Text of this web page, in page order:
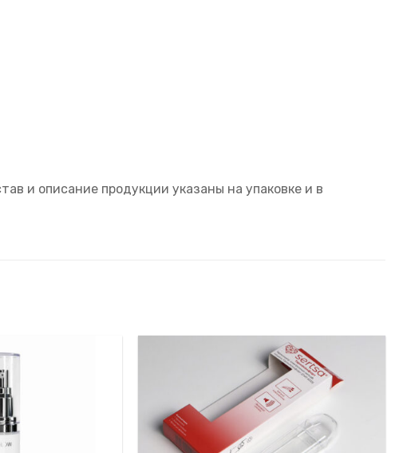
и описание продукции указаны на упаковке и в